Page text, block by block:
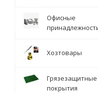
Офисные
Хозтовары
Грязезащитные
покрытия